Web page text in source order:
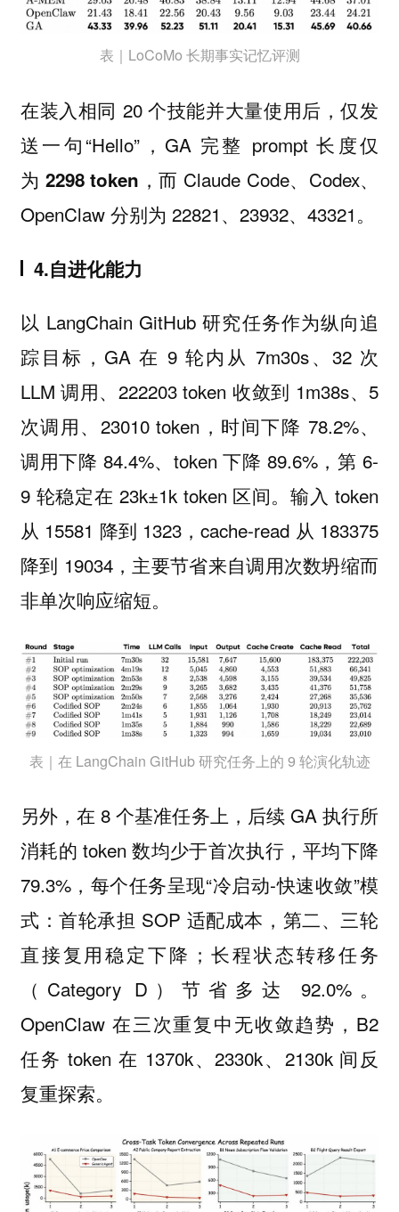
表｜LoCoMo 长期事实记忆评测
在装入相同 20 个技能并大量使用后，仅发
送一句“Hello”，GA 完整 prompt 长度仅
为 2298 token ，而 Claude Code、Codex、
OpenClaw 分别为 22821、23932、43321。
4.自进化能力
以 LangChain GitHub 研究任务作为纵向追
踪目标，GA 在 9 轮内从 7m30s、32 次
LLM 调用、222203 token 收敛到 1m38s、5
次调用、23010 token，时间下降 78.2%、
调用下降 84.4%、token 下降 89.6%，第 6-
9 轮稳定在 23k±1k token 区间。输入 token
从 15581 降到 1323，cache-read 从 183375
降到 19034，主要节省来自调用次数坍缩而
非单次响应缩短。
表｜在 LangChain GitHub 研究任务上的 9 轮演化轨迹
另外，在 8 个基准任务上，后续 GA 执行所
消耗的 token 数均少于首次执行，平均下降
79.3%，每个任务呈现“冷启动-快速收敛”模
式：首轮承担 SOP 适配成本，第二、三轮
直接复用稳定下降；长程状态转移任务
（Category D）节省多达 92.0%。
OpenClaw 在三次重复中无收敛趋势，B2
任务 token 在 1370k、2330k、2130k 间反
复重探索。